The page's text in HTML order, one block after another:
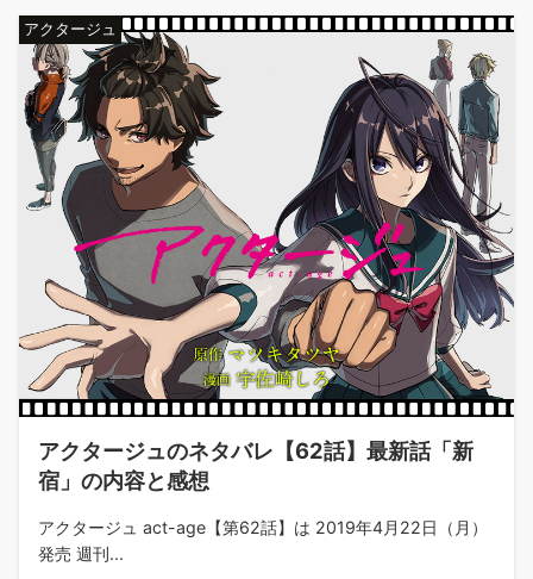
アクタージュ
アクタージュのネタバレ【62話】最新話「新
宿」の内容と感想
アクタージュ act-age【第62話】は 2019年4月22日（月）
発売 週刊...